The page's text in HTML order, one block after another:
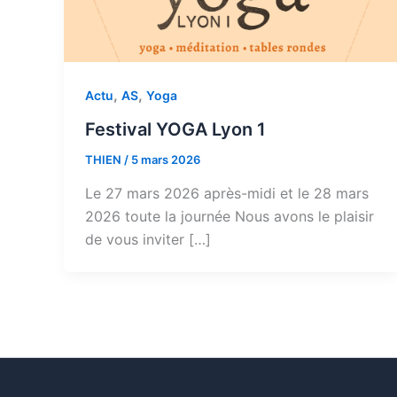
Actu, AS, Yoga
Festival YOGA Lyon 1
THIEN / 5 mars 2026
Le 27 mars 2026 après-midi et le 28 mars
2026 toute la journée Nous avons le plaisir
de vous inviter […]